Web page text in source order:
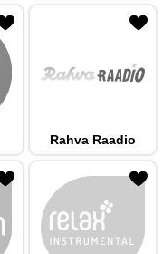
Rahva Raadio